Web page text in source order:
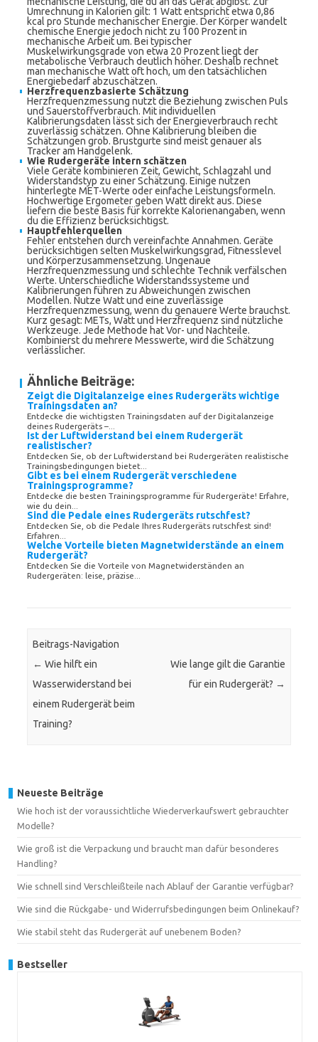
Umrechnung in Kalorien gilt: 1 Watt entspricht etwa 0,86
kcal pro Stunde mechanischer Energie. Der Körper wandelt
chemische Energie jedoch nicht zu 100 Prozent in
mechanische Arbeit um. Bei typischer
Muskelwirkungsgrade von etwa 20 Prozent liegt der
metabolische Verbrauch deutlich höher. Deshalb rechnet
man mechanische Watt oft hoch, um den tatsächlichen
Energiebedarf abzuschätzen.
Herzfrequenzbasierte Schätzung
Herzfrequenzmessung nutzt die Beziehung zwischen Puls
und Sauerstoffverbrauch. Mit individuellen
Kalibrierungsdaten lässt sich der Energieverbrauch recht
zuverlässig schätzen. Ohne Kalibrierung bleiben die
Schätzungen grob. Brustgurte sind meist genauer als
Tracker am Handgelenk.
Wie Rudergeräte intern schätzen
Viele Geräte kombinieren Zeit, Gewicht, Schlagzahl und
Widerstandstyp zu einer Schätzung. Einige nutzen
hinterlegte MET-Werte oder einfache Leistungsformeln.
Hochwertige Ergometer geben Watt direkt aus. Diese
liefern die beste Basis für korrekte Kalorienangaben, wenn
du die Effizienz berücksichtigst.
Hauptfehlerquellen
Fehler entstehen durch vereinfachte Annahmen. Geräte
berücksichtigen selten Muskelwirkungsgrad, Fitnesslevel
und Körperzusammensetzung. Ungenaue
Herzfrequenzmessung und schlechte Technik verfälschen
Werte. Unterschiedliche Widerstandssysteme und
Kalibrierungen führen zu Abweichungen zwischen
Modellen. Nutze Watt und eine zuverlässige
Herzfrequenzmessung, wenn du genauere Werte brauchst.
Kurz gesagt: METs, Watt und Herzfrequenz sind nützliche
Werkzeuge. Jede Methode hat Vor- und Nachteile.
Kombinierst du mehrere Messwerte, wird die Schätzung
verlässlicher.
Ähnliche Beiträge:
Zeigt die Digitalanzeige eines Rudergeräts wichtige
Trainingsdaten an?
Entdecke die wichtigsten Trainingsdaten auf der Digitalanzeige
deines Rudergeräts –...
Ist der Luftwiderstand bei einem Rudergerät
realistischer?
Entdecken Sie, ob der Luftwiderstand bei Rudergeräten realistische
Trainingsbedingungen bietet...
Gibt es bei einem Rudergerät verschiedene
Trainingsprogramme?
Entdecke die besten Trainingsprogramme für Rudergeräte! Erfahre,
wie du dein...
Sind die Pedale eines Rudergeräts rutschfest?
Entdecken Sie, ob die Pedale Ihres Rudergeräts rutschfest sind!
Erfahren...
Welche Vorteile bieten Magnetwiderstände an einem
Rudergerät?
Entdecken Sie die Vorteile von Magnetwiderständen an
Rudergeräten: leise, präzise...
Beitrags-Navigation
← Wie hilft ein
Wasserwiderstand bei
einem Rudergerät beim
Training?
Wie lange gilt die Garantie
für ein Rudergerät? →
Neueste Beiträge
Wie hoch ist der voraussichtliche Wiederverkaufswert gebrauchter
Modelle?
Wie groß ist die Verpackung und braucht man dafür besonderes
Handling?
Wie schnell sind Verschleißteile nach Ablauf der Garantie verfügbar?
Wie sind die Rückgabe- und Widerrufsbedingungen beim Onlinekauf?
Wie stabil steht das Rudergerät auf unebenem Boden?
Bestseller